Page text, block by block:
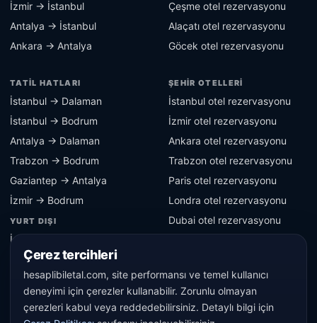
İzmir → İstanbul
Antalya → İstanbul
Ankara → Antalya
TATIL HATLARI
İstanbul → Dalaman
İstanbul → Bodrum
Antalya → Dalaman
Trabzon → Bodrum
Gaziantep → Antalya
İzmir → Bodrum
YURT DIŞI
İstanbul → Berlin
İstanbul → Paris
İstanbul → Londra
İstanbul → Dubai
Çeşme otel rezervasyonu
Alaçatı otel rezervasyonu
Göcek otel rezervasyonu
ŞEHIR OTELLERI
İstanbul otel rezervasyonu
İzmir otel rezervasyonu
Ankara otel rezervasyonu
Trabzon otel rezervasyonu
Paris otel rezervasyonu
Londra otel rezervasyonu
Dubai otel rezervasyonu
Çerez tercihleri
hesaplibiletal.com, site performansı ve temel kullanıcı
deneyimi için çerezler kullanabilir. Zorunlu olmayan
çerezleri kabul veya reddedebilirsiniz. Detaylı bilgi için